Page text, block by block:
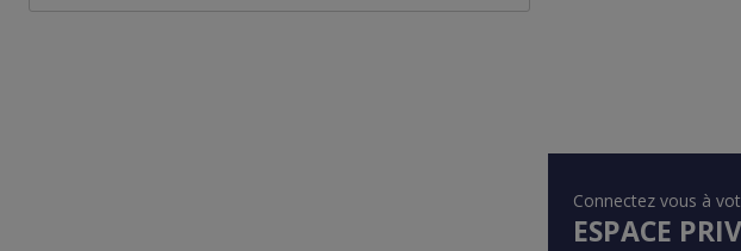
Connectez vous à
ESPACE